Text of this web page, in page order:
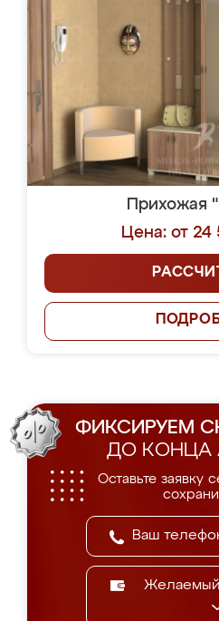
Прихожая
Цена: от 24
ФИКСИРУЕМ
ДО КОНЦА
Оставьте заявку